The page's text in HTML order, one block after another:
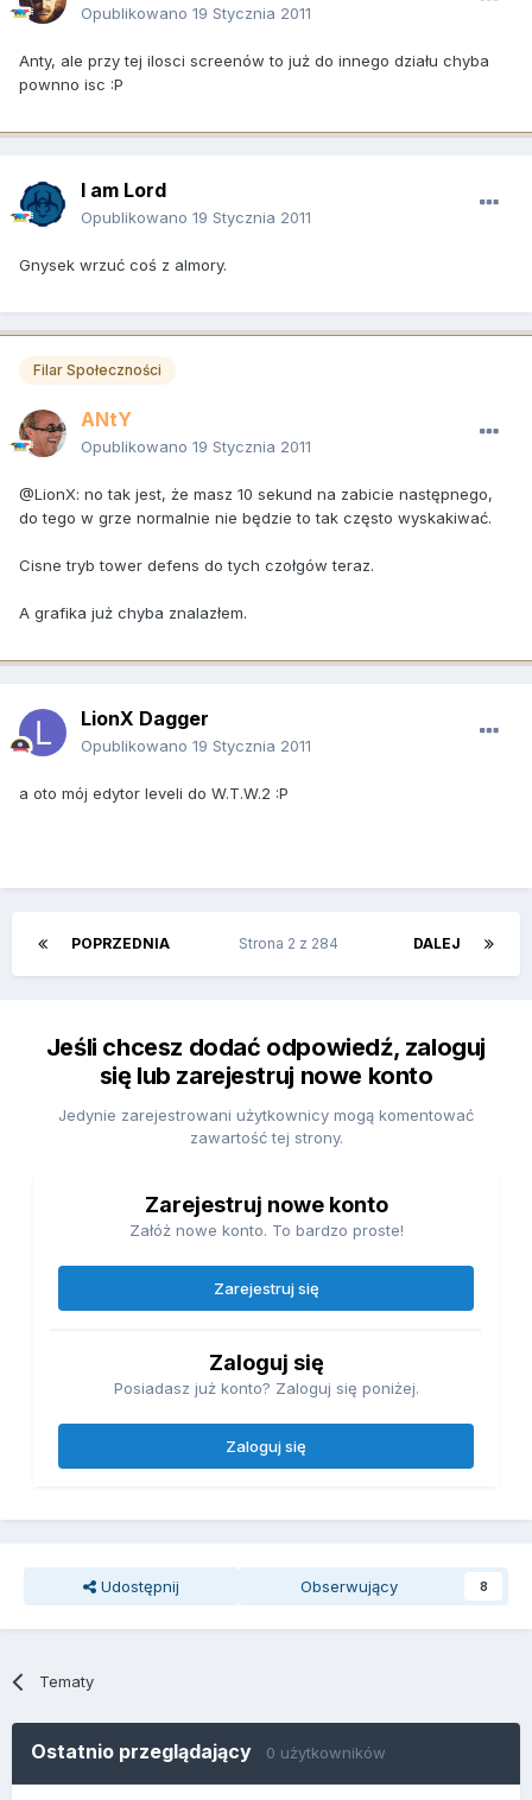
Opublikowano 19 Stycznia 2011
Anty, ale przy tej ilosci screenów to już do innego działu chyba
pownno isc :P
I am Lord
Opublikowano 19 Stycznia 2011
Gnysek wrzuć coś z almory.
Filar Społeczności
ANtY
Opublikowano 19 Stycznia 2011
@LionX: no tak jest, że masz 10 sekund na zabicie następnego,
do tego w grze normalnie nie będzie to tak często wyskakiwać.
Cisne tryb tower defens do tych czołgów teraz.
A grafika już chyba znalazłem.
LionX Dagger
Opublikowano 19 Stycznia 2011
a oto mój edytor leveli do W.T.W.2 :P
POPRZEDNIA DALEJ
Strona 2 z 284
Jeśli chcesz dodać odpowiedź, zaloguj
się lub zarejestruj nowe konto
Jedynie zarejestrowani użytkownicy mogą komentować
zawartość tej strony.
Zarejestruj nowe konto
Załóż nowe konto. To bardzo proste!
Zarejestruj się
Zaloguj się
Posiadasz już konto? Zaloguj się poniżej.
Zaloguj się
Udostępnij Obserwujący 8
Tematy
Ostatnio przeglądający 0 użytkowników